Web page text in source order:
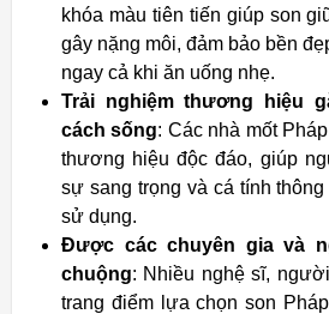
khóa màu tiên tiến giúp son
gây nặng môi, đảm bảo bền
ngay cả khi ăn uống nhẹ.
Trải nghiệm thương hiệu
cách sống: Các nhà mốt
thương hiệu độc đáo, giúp
sự sang trọng và cá tính
sử dụng.
Được các chuyên gia và
chuộng: Nhiều nghệ sĩ,
trang điểm lựa chọn son